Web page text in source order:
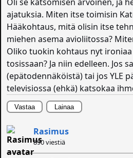
ajatuksia. Miten itse toimisin
Hääkohtaus, mitä olisin itse
miehen asema avioliitossa?
Oliko tuokin kohtaus nyt
tosissaan? Ja niin edelleen. Jos
(epätodennäköistä) tai jos YLE
televisiossa (ehkä) katsokaa
Vastaa Lainaa
Rasimus
890 viestiä